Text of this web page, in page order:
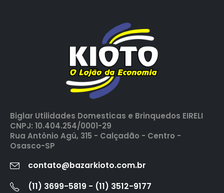
Biglar Utilidades Domesticas e Brinquedos EIRELI
CNPJ: 10.404.254/0001-29
Rua Antônio Agú, 315 - Calçadão - Centro -
Osasco-SP
contato@bazarkioto.com.br
(11) 3699-5819 - (11) 3512-9177